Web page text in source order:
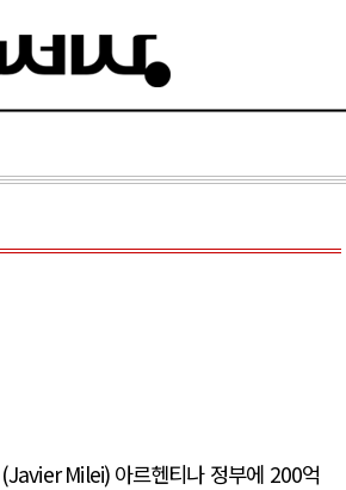
(Javier Milei) 아르헨티나 정부에 200억